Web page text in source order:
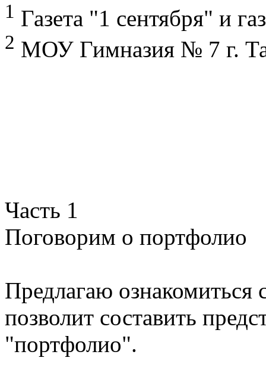
1 Газета "1 сентября" и
2 МОУ Гимназия № 7 г.
Часть 1
Поговорим о портфолио
Предлагаю
позволит составить
"портфолио".